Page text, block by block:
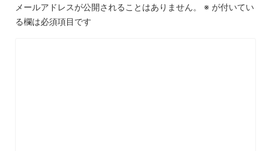
メールアドレスが公開されることはありません。 ※ が付いてい
る欄は必須項目です